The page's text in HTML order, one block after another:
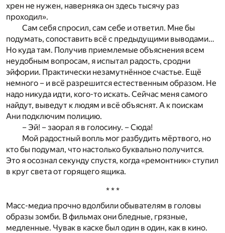
хрен не нужен, наверняка он здесь тысячу раз
проходил».
Сам себя спросил, сам себе и ответил. Мне бы
подумать, сопоставить всё с предыдущими выводами…
Но куда там. Получив приемлемые объяснения всем
неудобным вопросам, я испытал радость, сродни
эйфории. Практически незамутнённое счастье. Ещё
немного – и всё разрешится естественным образом. Не
надо никуда идти, кого-то искать. Сейчас меня самого
найдут, выведут к людям и всё объяснят. А к поискам
Ани подключим полицию.
– Эй! – заорал я в голосину. – Сюда!
Мой радостный вопль мог разбудить мёртвого, но
кто бы подумал, что настолько буквально получится.
Это я осознал секунду спустя, когда «ремонтник» ступил
в круг света от горящего ящика.
* * *
Масс-медиа прочно вдолбили обывателям в головы
образы зомби. В фильмах они бледные, грязные,
медленные. Чувак в каске был один в один, как в кино.